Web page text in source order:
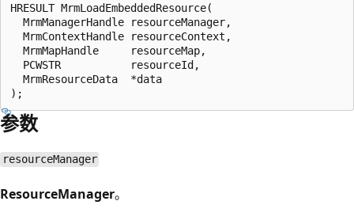
HRESULT MrmLoadEmbeddedResource(
  MrmManagerHandle resourceManager,
  MrmContextHandle resourceContext,
  MrmMapHandle     resourceMap,
  PCWSTR           resourceId,
  MrmResourceData  *data
参数
resourceManager
ResourceManager。